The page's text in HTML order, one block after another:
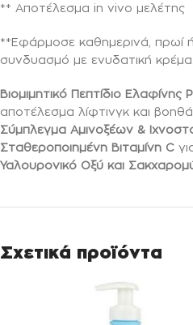
** Αποτέλεσμα in vivo μελέτης
**Εφάρμοσε καθημερινά, πρωί ή
συνδυασμό με ενυδατική
Bιομιμητικό Πεπτίδιο
αποτέλεσμα λίφτινγκ και
Σύμπλεγμα Αμινοξέων &
Σταθεροποιημένη Βιταμίνη C
Υαλουρονικό Οξύ και
Σχετικά προϊόντα